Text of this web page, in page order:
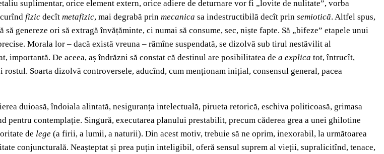
suplimentar, orice element extern, orice adiere de deturnare vor fi „lovite de nulitate”, vorba
fizic decît metafizic, mai degrabă prin mecanica sa indestructibilă decît prin semiotică. Altfel spus,
genereze ori să extragă învățăminte, ci numai să consume, sec, niște fapte. Să „bifeze” etapele unui
Morala lor – dacă există vreuna – rămîne suspendată, se dizolvă sub tirul nestăvilit al
importantă. De aceea, aș îndrăzni să constat că destinul are posibilitatea de a explica tot, întrucît,
Soarta dizolvă controversele, aducînd, cum menționam inițial, consensul general, pacea
duioasă, îndoiala alintată, nesiguranța intelectuală, pirueta retorică, eschiva politicoasă, grimasa
contemplație. Singură, executarea planului prestabilit, precum căderea grea a unei ghilotine
de lege (a firii, a lumii, a naturii). Din acest motiv, trebuie să ne oprim, inexorabil, la următoarea
conjuncturală. Neașteptat și prea puțin inteligibil, oferă sensul suprem al vieții, supralicitînd, tenace,